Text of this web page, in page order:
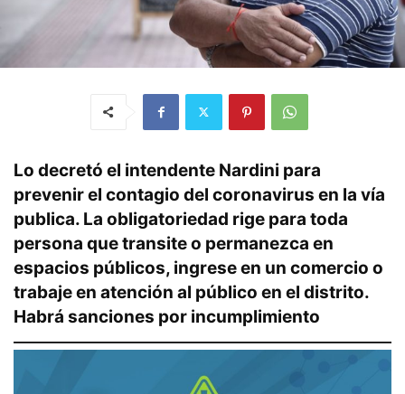
Lo decretó el intendente Nardini para
prevenir el contagio del coronavirus en la vía
publica. La obligatoriedad rige para toda
persona que transite o permanezca en
espacios públicos, ingrese en un comercio o
trabaje en atención al público en el distrito.
Habrá sanciones por incumplimiento